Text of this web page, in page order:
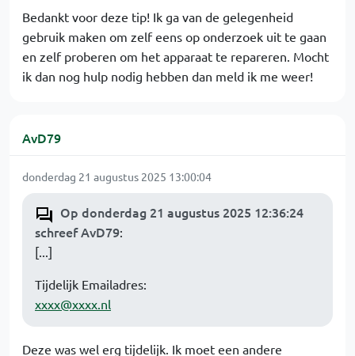
Bedankt voor deze tip! Ik ga van de gelegenheid
gebruik maken om zelf eens op onderzoek uit te gaan
en zelf proberen om het apparaat te repareren. Mocht
ik dan nog hulp nodig hebben dan meld ik me weer!
AvD79
donderdag 21 augustus 2025 13:00:04
Op donderdag 21 augustus 2025 12:36:24
schreef AvD79:
[...]
Tijdelijk Emailadres:
xxxx@xxxx.nl
Deze was wel erg tijdelijk. Ik moet een andere